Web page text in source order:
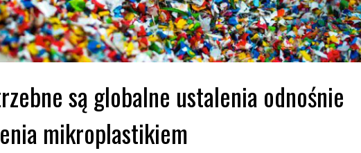
są globalne ustalenia odnośnie
mikroplastikiem